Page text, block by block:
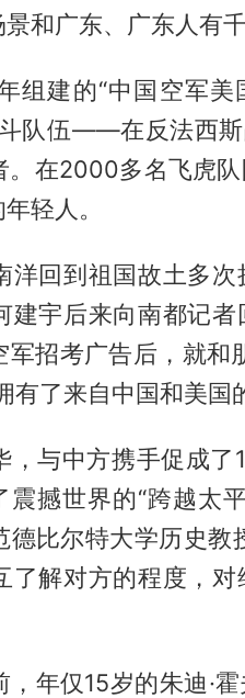
和广东、广东人有
组建的“中国空军美
队伍——在反法西斯
在2000多名飞虎
轻人。
洋回到祖国故土多
建宇后来向南都记
招考广告后，就和
有了来自中国和美国
，与中方携手促成
震撼世界的“跨越太
比尔特大学历史教
了解对方的程度，
年仅15岁的朱迪·